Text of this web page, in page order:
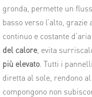
gronda, permette un
basso verso l’alto, grazie
continuo e costante
del calore , evita
più elevato . Tutti i
diretta al sole, rendono
compongono non